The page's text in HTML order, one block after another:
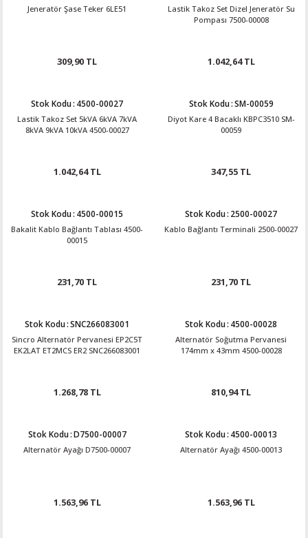
Jeneratör Şase Teker 6LE51
309,90 TL
Lastik Takoz Set Dizel Jeneratör Su
Pompası 7500-00008
1.042,64 TL
Stok Kodu: 4500-00027
Lastik Takoz Set 5kVA 6kVA 7kVA
8kVA 9kVA 10kVA 4500-00027
1.042,64 TL
Stok Kodu:SM-00059
Diyot Kare 4 Bacaklı KBPC3510 SM-
00059
347,55 TL
Stok Kodu: 4500-00015
Bakalit Kablo Bağlantı Tablası 4500-
00015
231,70 TL
Stok Kodu: 2500-00027
Kablo Bağlantı Terminali 2500-00027
231,70 TL
Stok Kodu:SNC266083001
Sincro Alternatör Pervanesi EP2C5T
EK2LAT ET2MCS ER2 SNC266083001
1.268,78 TL
Stok Kodu: 4500-00028
Alternatör Soğutma Pervanesi
174mm x 43mm 4500-00028
810,94 TL
Stok Kodu:D7500-00007
Alternatör Ayağı D7500-00007
1.563,96 TL
Stok Kodu: 4500-00013
Alternatör Ayağı 4500-00013
1.563,96 TL